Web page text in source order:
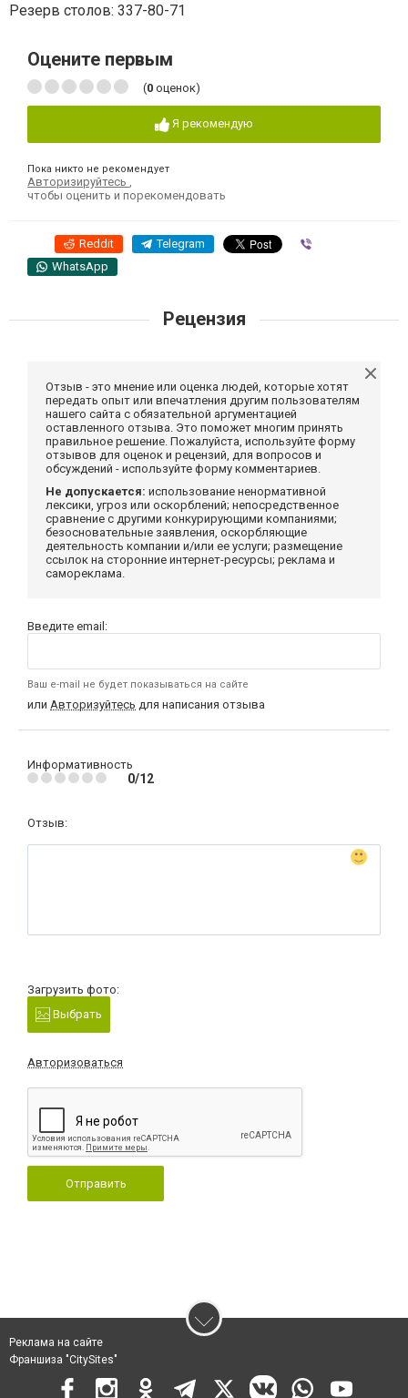
Резерв столов: 337-80-71
Оцените первым
(0 оценок)
Я рекомендую
Пока никто не рекомендует
Авторизируйтесь
чтобы оценить и порекомендовать
Reddit Telegram
WhatsApp
Рецензия
Отзыв - это мнение или оценка людей, которые хотят
передать опыт или впечатления другим пользователям
нашего сайта с обязательной аргументацией
оставленного отзыва. Это поможет многим принять
правильное решение. Пожалуйста, используйте форму
отзывов для оценок и рецензий, для вопросов и
обсуждений - используйте форму комментариев.
Не допускается: использование ненормативной
лексики, угроз или оскорблений; непосредственное
сравнение с другими конкурирующими компаниями;
безосновательные заявления, оскорбляющие
деятельность компании и/или ее услуги; размещение
ссылок на сторонние интернет-ресурсы; реклама и
самореклама.
Введите email:
Ваш e-mail не будет показываться на сайте
или Авторизуйтесь для написания отзыва
Информативность
0/12
Отзыв:
Загрузить фото:
Выбрать
Авторизоваться
Отправить
Реклама на сайте
Франшиза "CitySites"